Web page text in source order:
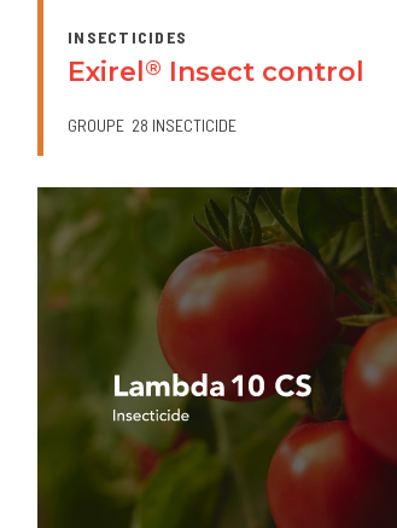
INSECTICIDES
Exirel® Insect control
GROUPE 28 INSECTICIDE